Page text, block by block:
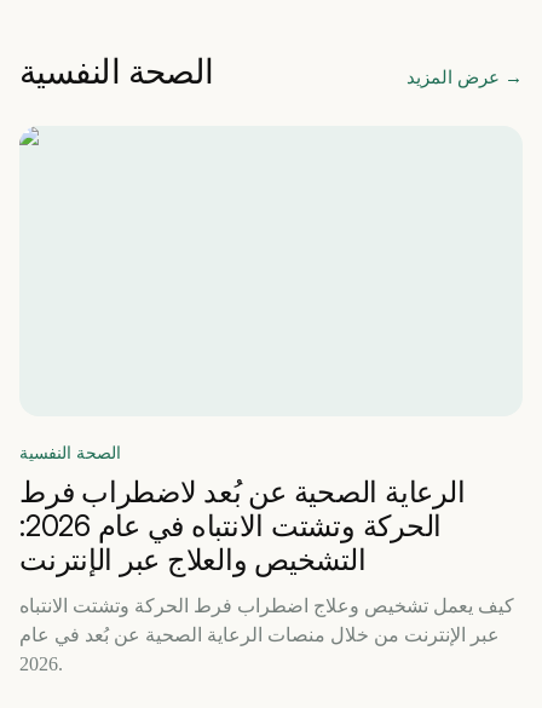
الصحة النفسية عرض المزيد →
الصحة النفسية
الرعاية الصحية عن بُعد لاضطراب فرط
الحركة وتشتت الانتباه في عام 2026:
التشخيص والعلاج عبر الإنترنت
كيف يعمل تشخيص وعلاج اضطراب فرط الحركة وتشتت الانتباه
عبر الإنترنت من خلال منصات الرعاية الصحية عن بُعد في عام
2026.